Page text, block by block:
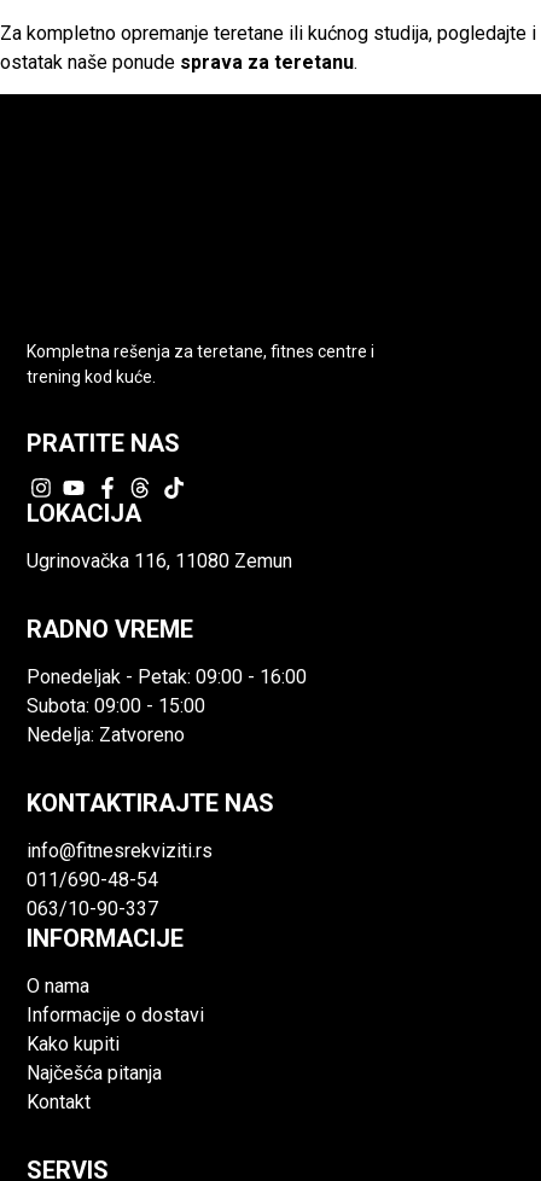
Za kompletno opremanje teretane ili kućnog studija, pogledajte i
ostatak naše ponude sprava za teretanu.
Kompletna rešenja za teretane, fitnes centre i
trening kod kuće.
PRATITE NAS
LOKACIJA
Ugrinovačka 116, 11080 Zemun
RADNO VREME
Ponedeljak - Petak: 09:00 - 16:00
Subota: 09:00 - 15:00
Nedelja: Zatvoreno
KONTAKTIRAJTE NAS
info@fitnesrekviziti.rs
011/690-48-54
063/10-90-337
INFORMACIJE
O nama
Informacije o dostavi
Kako kupiti
Najčešća pitanja
Kontakt
SERVIS